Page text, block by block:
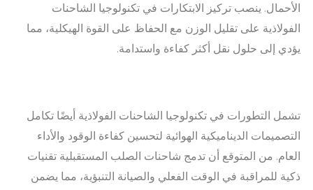
الأحمال. ينصب تركيز الابتكارات في تكنولوجيا الشاحنات
الفولاذية على تقليل الوزن مع الحفاظ على القوة الهيكلية، مما
يؤدي إلى حلول نقل أكثر كفاءة واستدامة.
تشمل التطورات في تكنولوجيا الشاحنات الفولاذية أيضًا تكامل
التصميمات الديناميكية الهوائية لتحسين كفاءة الوقود والأداء
العام. من المتوقع أن تدمج شاحنات الصلب المستقبلية تقنيات
ذكية للمراقبة في الوقت الفعلي والصيانة التنبؤية، مما يضمن